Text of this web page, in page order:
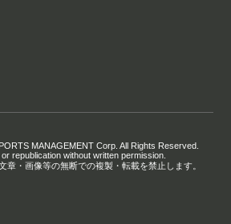
MANAGEMENT Corp. All Rights Reserved.
republication without written permission.
章・画像等の無断での複製・転載を禁止します。